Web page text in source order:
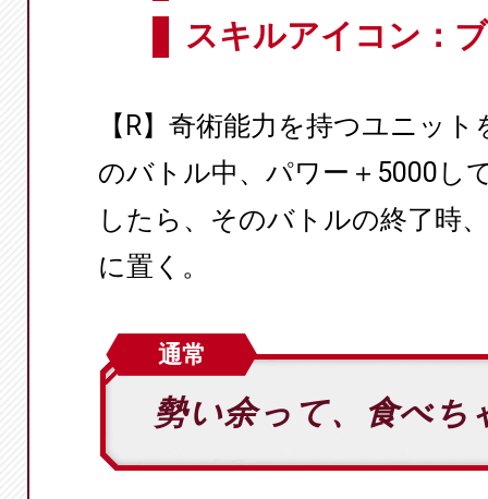
スキルアイコン：
【R】奇術能力を持つユニッ
のバトル中、パワー＋5000し
したら、そのバトルの終了時
に置く。
通常
勢い余って、食べ